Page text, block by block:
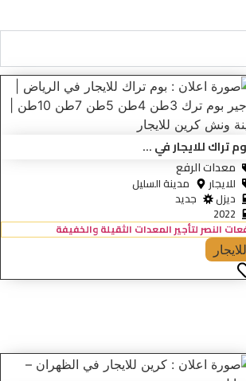
تراك للايجار في ...
معدات الرفع
للايجار مدينة السليل
ديزل جديد
2022
النصر لتأجير المعدات الثقيلة والخفيفة
للايجار